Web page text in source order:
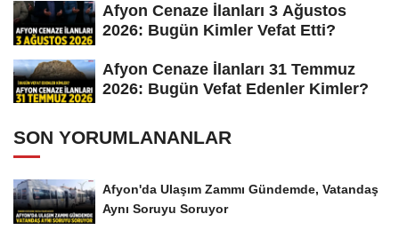
Afyon Cenaze İlanları 3 Ağustos
2026: Bugün Kimler Vefat Etti?
Afyon Cenaze İlanları 31 Temmuz
2026: Bugün Vefat Edenler Kimler?
SON YORUMLANANLAR
Afyon'da Ulaşım Zammı Gündemde, Vatandaş
Aynı Soruyu Soruyor